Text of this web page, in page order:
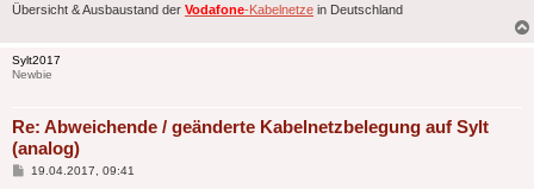
Übersicht & Ausbaustand der Vodafone-Kabelnetze in Deutschland
Sylt2017
Newbie
Re: Abweichende / geänderte Kabelnetzbelegung auf Sylt
(analog)
Beitrag
19.04.2017, 09:41